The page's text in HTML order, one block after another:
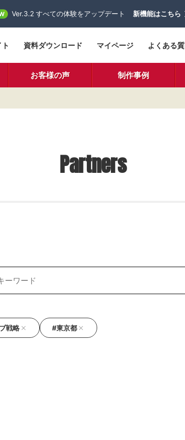
Ver.3.2 すべての体験をアップデート 新機能はこちら
資料ダウンロード マイページ よくある
お客様の声 制作事例
Partners
戦略 #東京都